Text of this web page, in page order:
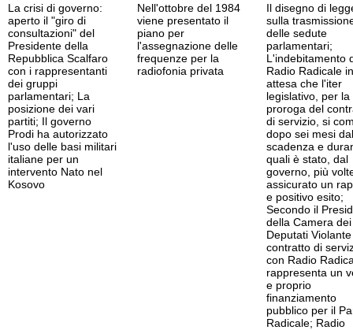
La crisi di governo:
aperto il "giro di
consultazioni" del
Presidente della
Repubblica Scalfaro
con i rappresentanti
dei gruppi
parlamentari; La
posizione dei vari
partiti; Il governo
Prodi ha autorizzato
l'uso delle basi militari
italiane per un
intervento Nato nel
Kosovo
Nell'ottobre del 1984
viene presentato il
piano per
l'assegnazione delle
frequenze per la
radiofonia privata
Il disegno di
sulla
delle sedute
parlamentari;
L'indebitamento
Radio Radicale in
attesa che l'iter
legislativo, per la
proroga del
di servizio, si
dopo sei mesi
scadenza e
quali è stato, dal
governo, più
assicurato un
e positivo esito;
Secondo il
della Camera dei
Deputati
contratto di
con Radio
rappresenta un
e proprio
finanziamento
pubblico per il
Radicale; Radio